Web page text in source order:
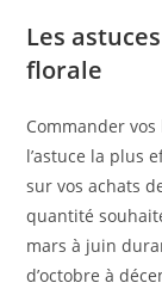
Les
florale
Commander
l’astuce la plus
sur vos achats
quantité
mars à juin
d’octobre à